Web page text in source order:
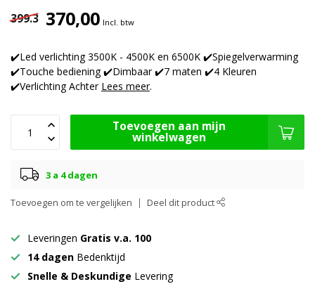
399.3 370,00 Incl. btw
✔️Led verlichting 3500K - 4500K en 6500K ✔️Spiegelverwarming
✔️Touche bediening ✔️Dimbaar ✔️7 maten ✔️4 Kleuren
✔️Verlichting Achter Lees meer.
Toevoegen aan mijn
winkelwagen
3 a 4 dagen
Toevoegen om te vergelijken Deel dit product
Leveringen Gratis v.a. 100
14 dagen Bedenktijd
Snelle & Deskundige Levering